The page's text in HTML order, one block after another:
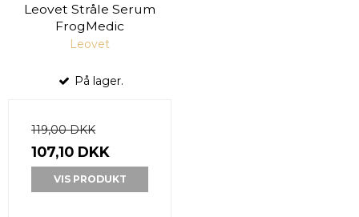
Leovet Stråle Serum
FrogMedic
Leovet
På lager.
119,00 DKK
107,10 DKK
VIS PRODUKT